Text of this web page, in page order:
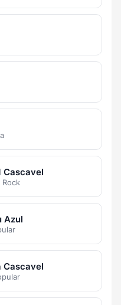
Cascavel
Rock
Azul
Cascavel